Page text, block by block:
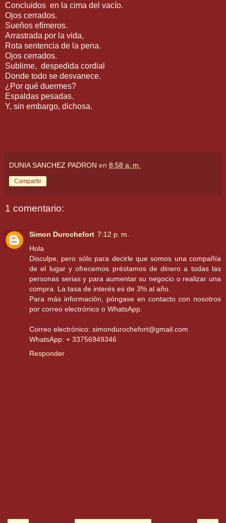
Concluidos en la cima del vacío.
Ojos cerrados.
Sueños efímeros.
Arrastrada por la vida,
Rota sentencia de la pena.
Ojos cerrados.
Sublime, despedida cordial
Donde todo se desvanece.
¿Por qué duermes?
Espaldas pesadas.
Y, sin embargo, dichosa.
DUNIA SANCHEZ PADRON en 8:58 a. m.
Compartir
1 comentario:
Simon Durochefort 7:12 p. m.
Hola
Disculpe, pero sólo para decirle que somos una compañía
de el lugar y ofrecemos préstamos de dinero a todas las
personas serias y para aumentar su negocio o realizar una
compra. La tasa de interés es de 3% al año.
Para más información, póngase en contacto con nosotros
por correo electrónico o WhatsApp.
Correo electrónico: simondurochefort@gmail.com
WhatsApp: + 33756949346
Responder